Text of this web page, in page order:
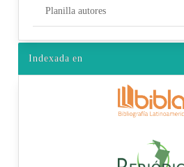
Planilla autores
Indexada en